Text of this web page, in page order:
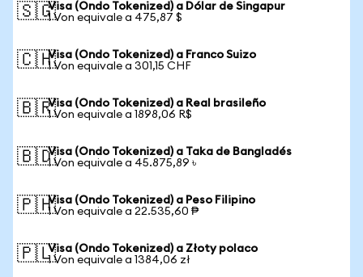
🇸🇬Visa (Ondo Tokenized) a Dólar de Singapur
1 Von equivale a 475,87 $
🇨🇭Visa (Ondo Tokenized) a Franco Suizo
1 Von equivale a 301,15 CHF
🇧🇷Visa (Ondo Tokenized) a Real brasileño
1 Von equivale a 1898,06 R$
🇧🇩Visa (Ondo Tokenized) a Taka de Bangladés
1 Von equivale a 45.875,89 ৳
🇵🇭Visa (Ondo Tokenized) a Peso Filipino
1 Von equivale a 22.535,60 ₱
🇵🇱Visa (Ondo Tokenized) a Złoty polaco
1 Von equivale a 1384,06 zł